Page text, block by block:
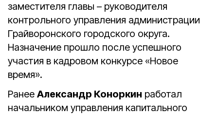
заместителя главы – руководителя
контрольного управления администрации
Грайворонского городского округа.
Назначение прошло после успешного
участия в кадровом конкурсе «Новое
время».
Ранее Александр Коноркин работал
начальником управления капитального